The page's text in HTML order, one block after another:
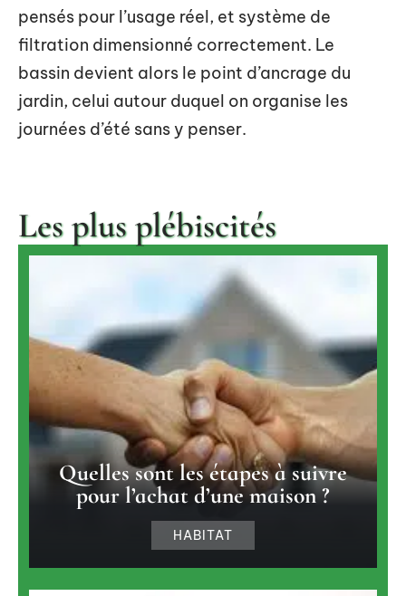
pensés pour l’usage réel, et système de
filtration dimensionné correctement. Le
bassin devient alors le point d’ancrage du
jardin, celui autour duquel on organise les
journées d’été sans y penser.
Les plus plébiscités
Quelles sont les étapes à suivre
pour l’achat d’une maison ?
HABITAT